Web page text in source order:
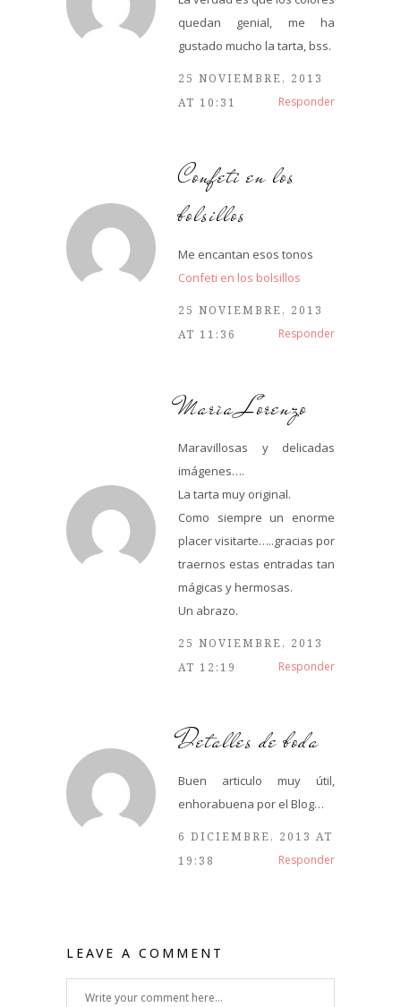
quedan genial, me ha
gustado mucho la tarta, bss.
25 NOVIEMBRE, 2013
AT 10:31
Responder
Confeti en los
bolsillos
Me encantan esos tonos
Confeti en los bolsillos
25 NOVIEMBRE, 2013
AT 11:36
Responder
Marìa Lorenzo
Maravillosas y delicadas
imágenes….
La tarta muy original.
Como siempre un enorme
placer visitarte…..gracias por
traernos estas entradas tan
mágicas y hermosas.
Un abrazo.
25 NOVIEMBRE, 2013
AT 12:19
Responder
Detalles de boda
Buen articulo muy útil,
enhorabuena por el Blog…
6 DICIEMBRE, 2013 AT
19:38
Responder
LEAVE A COMMENT